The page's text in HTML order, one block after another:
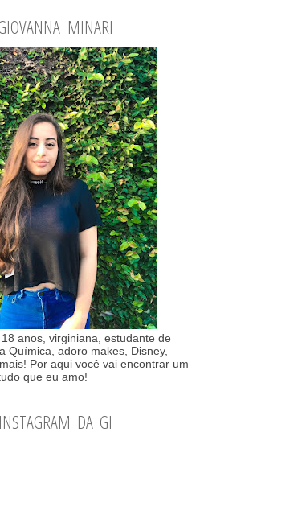
MINARI
anos, virginiana, estudante de
Química, adoro makes, Disney,
Por aqui você vai encontrar um
que eu amo!
INSTAGRAM DA GI